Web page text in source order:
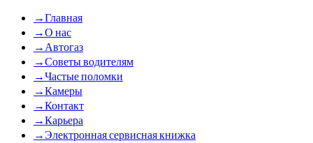
→Главная
→О нас
→Автогаз
→Советы водителям
→Частые поломки
→Камеры
→Контакт
→Карьера
→Электронная сервисная книжка